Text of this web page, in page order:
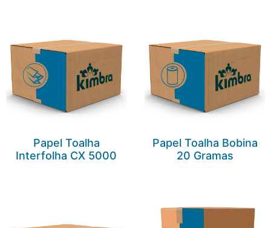
Papel Toalha
Interfolha CX 5000
Papel Toalha Bobina
20 Gramas